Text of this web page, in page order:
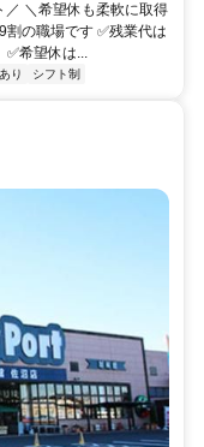
＼希望休も柔軟に取得
の職場です ✅残業代は
✅希望休は...
り シフト制